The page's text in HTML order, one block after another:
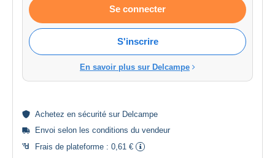
Se connecter
S'inscrire
En savoir plus sur Delcampe
Achetez en sécurité sur Delcampe
Envoi selon les conditions du vendeur
Frais de plateforme : 0,61 €